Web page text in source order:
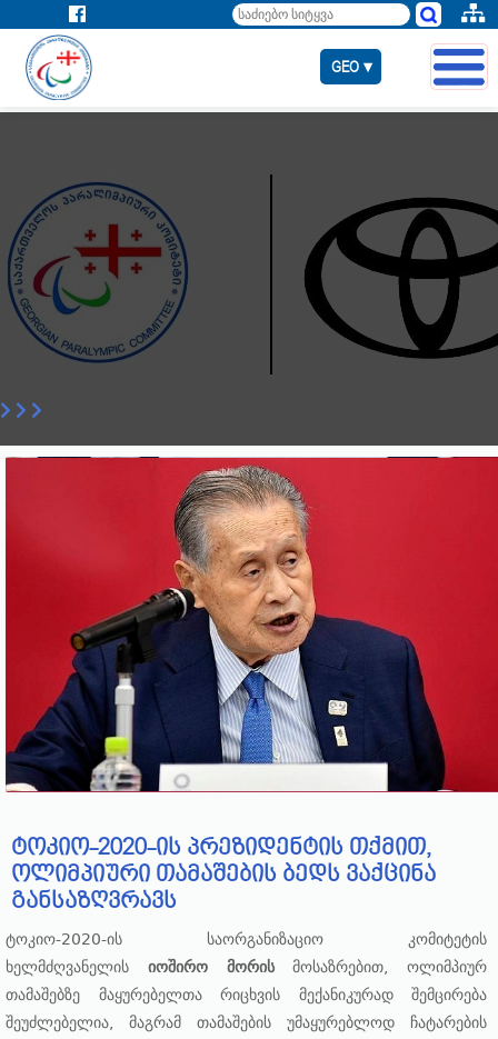
GEO ▾
ტოკიო-2020-ის პრეზიდენტის თქმით,
ოლიმპიური თამაშების ბედს ვაქცინა
განსაზღვრავს
ტოკიო-2020-ის საორგანიზაციო კომიტეტის
ხელმძღვანელის იოშირო მორისმოსაზრებით, ოლიმპიურ
თამაშებზე მაყურებელთა რიცხვის მექანიკურად შემცირება
შეუძლებელია, მაგრამ თამაშების უმაყურებლოდ ჩატარების